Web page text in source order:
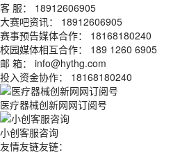
客 服： 18912606905
大赛吧资讯： 18912606905
赛事预告媒体合作： 18168180240
校园媒体相互合作： 189 1260 6905
邮 箱： info@hythg.com
投入资金协作： 18168180240
医疗器械创新网网订阅号
小创客服咨询
友情友链友链：